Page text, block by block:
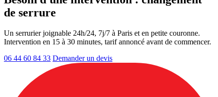
de serrure
Un serrurier joignable 24h/24, 7j/7 à Paris et en petite couronne.
Intervention en 15 à 30 minutes, tarif annoncé avant de commencer.
06 44 60 84 33 Demander un devis